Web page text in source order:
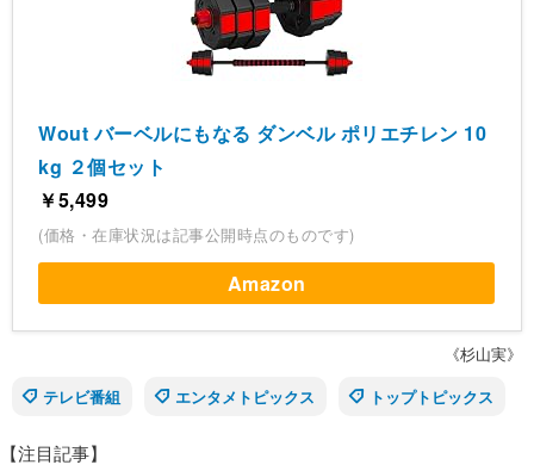
Wout バーベルにもなる ダンベル ポリエチレン 10
kg ２個セット
￥5,499
(価格・在庫状況は記事公開時点のものです)
Amazon
《杉山実》
テレビ番組
エンタメトピックス トップトピックス
【注目記事】